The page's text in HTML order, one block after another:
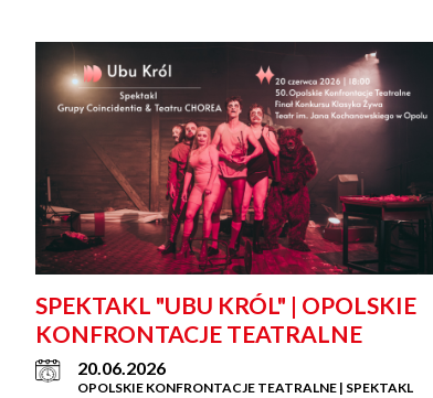
SPEKTAKL "UBU KRÓL" | OPOLSKIE
KONFRONTACJE TEATRALNE
20.06.2026
OPOLSKIE KONFRONTACJE TEATRALNE | SPEKTAKL